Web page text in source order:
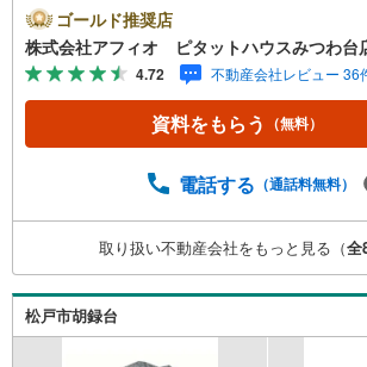
中‥365日ご案内いつでも大歓迎!!北総
歩18分柿ノ木台小学校徒歩3分・第二
子様の通学も安心して送り出せます 必
で子育て世代に優しい住環境。■リビ
ウンターキッチン■家事の時短に嬉し
家族の顔が合わせられる人気のリビ
干せるワイドバルコニー■カースペー
ィオにお任せください！● お客様の
探しの、心強いパートナーになれるよ
します！ご見学やご相談には迅速にご
軽にお問合せ下さいませ！
ゴールド推奨店
株式会社アフィオ ピタットハウスみつわ台
4.72 不動産会社レビュー 36
資料をもらう （無料）
電話する （通話料無料）
取り扱い不動産会社をもっと見る（全
松戸市胡録台